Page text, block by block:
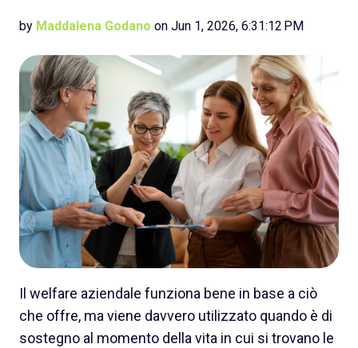
by Maddalena Godano on Jun 1, 2026, 6:31:12 PM
Il welfare aziendale funziona bene in base a ciò
che offre, ma viene davvero utilizzato quando è di
sostegno al momento della vita in cui si trovano le